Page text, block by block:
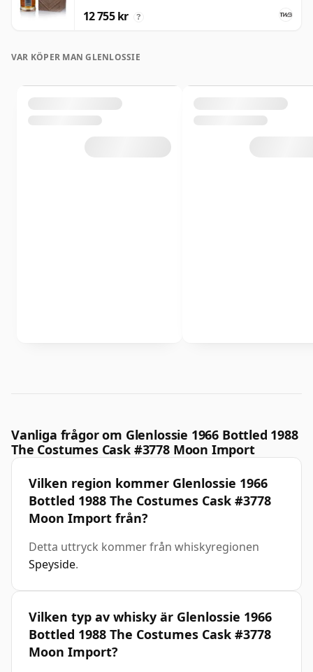
12 755 kr ?
VAR KÖPER MAN GLENLOSSIE
Vanliga frågor om Glenlossie 1966 Bottled 1988
The Costumes Cask #3778 Moon Import
Vilken region kommer Glenlossie 1966
Bottled 1988 The Costumes Cask #3778
Moon Import från?
Detta uttryck kommer från whiskyregionen
Speyside.
Vilken typ av whisky är Glenlossie 1966
Bottled 1988 The Costumes Cask #3778
Moon Import?